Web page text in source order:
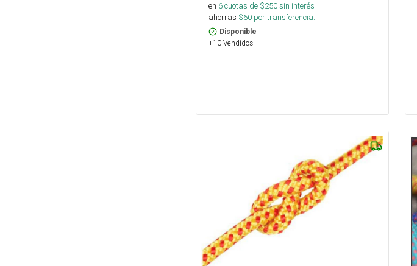
en 6cuotas de $250sin interés
ahorras $60 por transferencia.
Disponible
+10 Vendidos